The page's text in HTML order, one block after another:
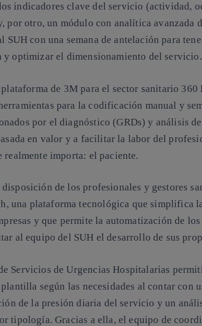
indicadores clave del servicio (actividad,
por otro, un módulo con analítica avanzada
con una semana de antelación para
y optimizar el dimensionamiento del servicio.
de 3M para el sector sanitario
para la codificación manual y
por el diagnóstico (GRDs) y análisis
en valor y a facilitar la labor del
realmente importa: el paciente.
de los profesionales y gestores
una plataforma tecnológica que simplifica
y que permite la automatización de los
al equipo del SUH el desarrollo de sus
Servicios de Urgencias Hospitalarias
según las necesidades al contar con
de la presión diaria del servicio y un
tipología. Gracias a ella, el equipo de